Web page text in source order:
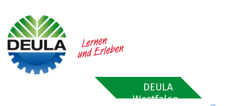
DEULA
Westfalen-